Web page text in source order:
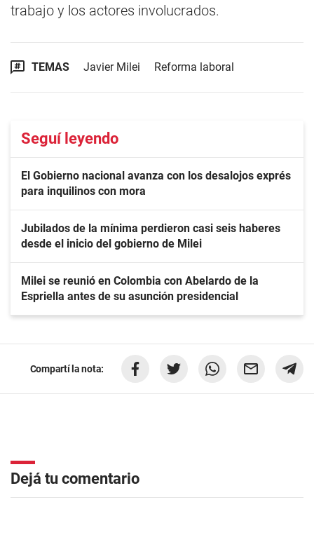
trabajo y los actores involucrados.
TEMAS Javier Milei Reforma laboral
Seguí leyendo
El Gobierno nacional avanza con los desalojos exprés
para inquilinos con mora
Jubilados de la mínima perdieron casi seis haberes
desde el inicio del gobierno de Milei
Milei se reunió en Colombia con Abelardo de la
Espriella antes de su asunción presidencial
Compartí la nota:
Dejá tu comentario